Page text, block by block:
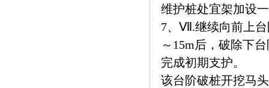
维护桩处宜架加设
7、Ⅶ.继续向前上台
～15m后，破除下
完成初期支护。
该台阶破桩开挖马